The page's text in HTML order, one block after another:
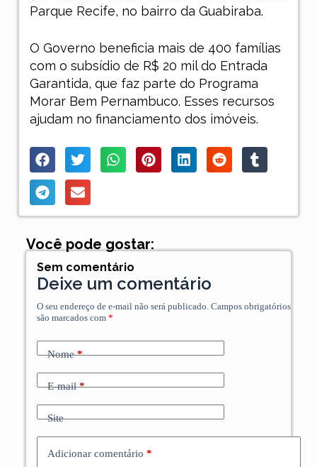
Parque Recife, no bairro da Guabiraba.
O Governo beneficia mais de 400 famílias
com o subsídio de R$ 20 mil do Entrada
Garantida, que faz parte do Programa
Morar Bem Pernambuco. Esses recursos
ajudam no financiamento dos imóveis.
Você pode gostar:
Sem comentário
Deixe um comentário
O seu endereço de e-mail não será publicado. Campos obrigatórios
são marcados com *
Nome*
E-mail*
Site
Adicionar comentário *